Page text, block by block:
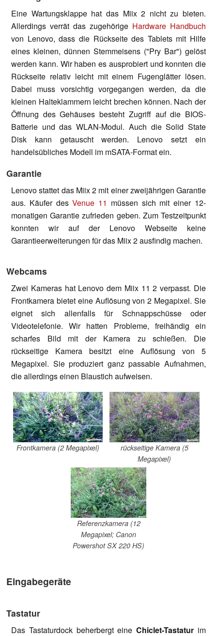
Eine Wartungsklappe hat das Miix 2 nicht zu bieten.
Allerdings verrät das zugehörige Hardware Handbuch
von Lenovo, dass die Rückseite des Tablets mit Hilfe
eines kleinen, dünnen Stemmeisens ("Pry Bar") gelöst
werden kann. Wir haben es ausprobiert und konnten die
Rückseite relativ leicht mit einem Fugenglätter lösen.
Dabei muss vorsichtig vorgegangen werden, da die
kleinen Halteklammern leicht brechen können. Nach der
Öffnung des Gehäuses besteht Zugriff auf die BIOS-
Batterie und das WLAN-Modul. Auch die Solid State
Disk kann getauscht werden. Lenovo setzt ein
handelsübliches Modell im mSATA-Format ein.
Garantie
Lenovo stattet das Miix 2 mit einer zweijährigen Garantie
aus. Käufer desVenue 11 müssen sich mit einer 12-
monatigen Garantie zufrieden geben. Zum Testzeitpunkt
konnten wir auf der Lenovo Webseite keine
Garantieerweiterungen für das Miix 2 ausfindig machen.
Webcams
Zwei Kameras hat Lenovo dem Miix 11 2 verpasst. Die
Frontkamera bietet eine Auflösung von 2 Megapixel. Sie
eignet sich allenfalls für Schnappschüsse oder
Videotelefonie. Wir hatten Probleme, freihändig ein
scharfes Bild mit der Kamera zu schießen. Die
rückseitige Kamera besitzt eine Auflösung von 5
Megapixel. Sie produziert ganz passable Aufnahmen,
die allerdings einen Blaustich aufweisen.
Frontkamera (2 Megapixel)
rückseitige Kamera (5
Megapixel)
Referenzkamera (12
Megapixel; Canon
Powershot SX 220 HS)
Eingabegeräte
Tastatur
Das Tastaturdock beherbergt eineChiclet-Tastatur im